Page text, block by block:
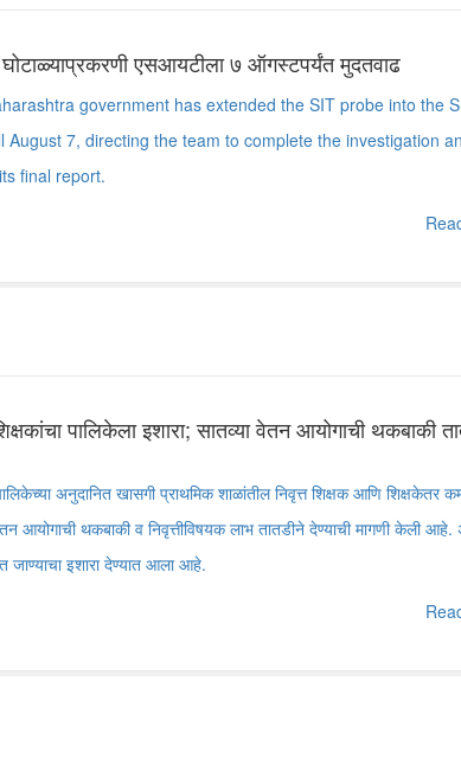
घोटाळ्याप्रकरणी एसआयटीला ७ ऑगस्टपर्यंत मुदतवाढ
government has extended the SIT probe into the
August 7, directing the team to complete the investigation
final report.
पालिकेला इशारा; सातव्या वेतन आयोगाची थकबाकी
अनुदानित खासगी प्राथमिक शाळांतील निवृत्त शिक्षक आणि शिक्षकेतर
आयोगाची थकबाकी व निवृत्तीविषयक लाभ तातडीने देण्याची मागणी केली आहे.
जाण्याचा इशारा देण्यात आला आहे.